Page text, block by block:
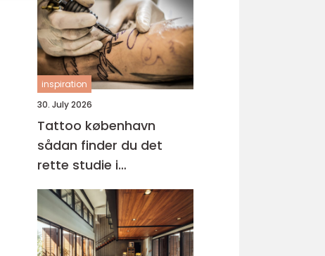
inspiration
30. July 2026
Tattoo københavn
sådan finder du det
rette studie i
hovedstaden